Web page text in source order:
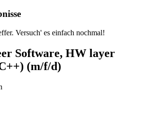
Versuch' es einfach nochmal!
Software, HW layer
(m/f/d)